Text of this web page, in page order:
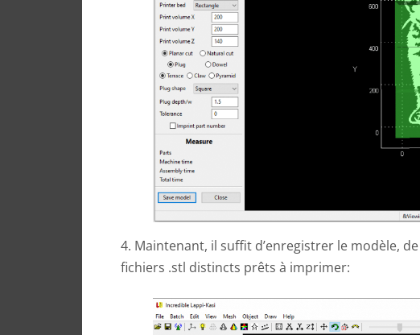
4. Maintenant, il suffit d’enregistrer le modèle,
fichiers .stl distincts prêts à imprimer: